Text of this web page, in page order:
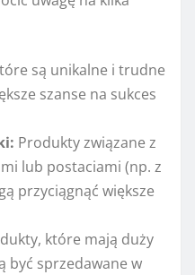
są unikalne i trudne
szanse na sukces
Produkty związane z
lub postaciami (np. z
przyciągnąć większe
które mają duży
być sprzedawane w